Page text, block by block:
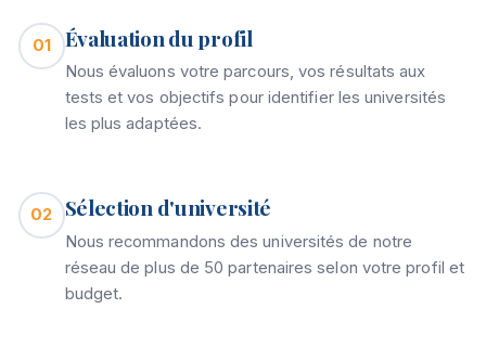
01 Évaluation du profil
Nous évaluons votre parcours, vos résultats aux
tests et vos objectifs pour identifier les universités
les plus adaptées.
02 Sélection d'université
Nous recommandons des universités de notre
réseau de plus de 50 partenaires selon votre profil et
budget.